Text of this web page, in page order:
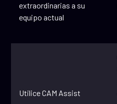
extraordinarias a su
equipo actual
Utilice CAM Assist